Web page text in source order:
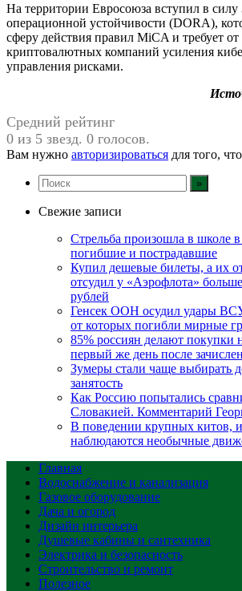
На территории Евросоюза вступил в
операционной устойчивости (DORA),
сферу действия правил MiCA и требует
криптовалютных компаний усиления
управления рисками.
Средний рейтинг
0 из 5 звезд. 0 голосов.
Вам нужно авторизироваться для того,
Свежие записи
Стрельба произошла в школе в
погибшие и пострадавшие
Купил дешевые билеты, а их
отсудил у «Аэрофлота»
рублей
Генсек ООН осудил удары
от которых погибли мирные
85% россиян делают покупки
первый же день после
Зумеры стали чаще выбирать
занятость
Как Россию попытались
Словакией. Комментарий
В поведении крупных китов,
наблюдаются необычные
Главная
Водоснабжение и канализация
Газовое оборудование
Дача и огород
Дизайн интерьера
Душевые кабины и сантехника
Электрика и безопасность
Строительство и ремонт
Полезное